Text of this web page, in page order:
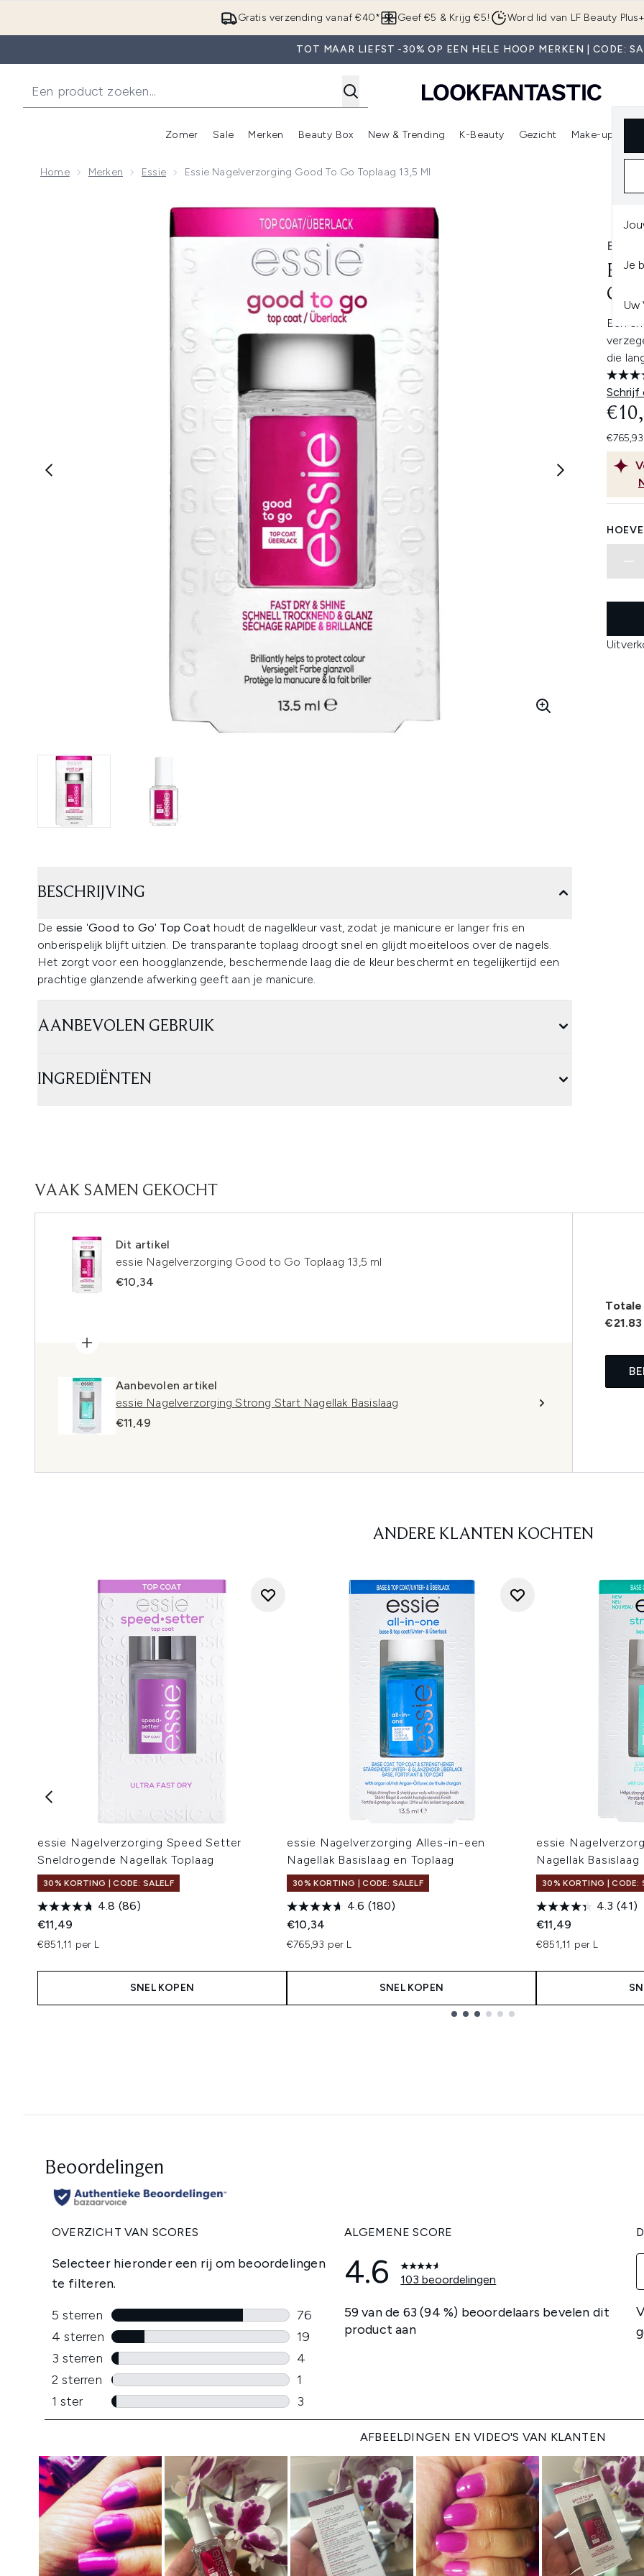
Overslaan naar de hoofdinhoud
Gratis verzending vanaf €40* Geef €5 & Krijg €5! Word lid van LF Beauty Plus+
TOT MAAR LIEFST -30% OP EEN HELE HOOP MERKEN | CODE:
Je
Uw
Zomer
Enter submenu (Zomer)
Sale
Enter submenu (Sale)
Merken
Enter submenu (Merken)
Beauty Box
Enter submenu (Beauty Box)
New & Trending
Enter submenu (New & Trending)
K-Beauty
Enter submenu (K-Beauty)
Gezicht Make-up
Home Merken Essie Essie Nagelverzorging Good To Go Toplaag 13,5 Ml
Now showing image 1 essie Nagelverzorging Good to Go Toplaag 13,5 ml
ESSIE
Een
die
Schrijf
BESCHRIJVING
De essie 'Good to Go' Top Coat houdt de nagelkleur vast, zodat je manicure er langer fris en
onberispelijk blijft uitzien. De transparante toplaag droogt snel en glijdt moeiteloos over de nagels.
Het zorgt voor een hoogglanzende, beschermende laag die de kleur beschermt en tegelijkertijd een
prachtige glanzende afwerking geeft aan je manicure.
AANBEVOLEN GEBRUIK
INGREDIËNTEN
VAAK SAMEN GEKOCHT
Dit artikel
essie Nagelverzorging Good to Go Toplaag 13,5 ml
€10,34
Aanbevolen artikel
essie Nagelverzorging Strong Start Nagellak Basislaag
€11,49
€21.83
ANDERE KLANTEN KOCHTEN
essie Nagelverzorging Speed Setter
Sneldrogende Nagellak Toplaag
30% KORTING | CODE: SALELF
4.8 (86)
€11,49
€851,11 per L
SNEL KOPEN
essie Nagelverzorging Alles-in-een
Nagellak Basislaag en Toplaag
30% KORTING | CODE: SALELF
4.6 (180)
€10,34
€765,93 per L
SNEL KOPEN
essie
Nagellak Basislaag
30% KORTING | CODE:
4.3 (41)
€11,49
€851,11 per L